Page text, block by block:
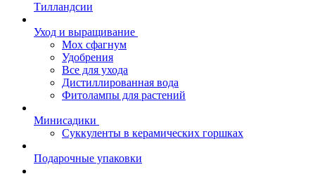
Тилландсии
Уход и выращивание
Мох сфагнум
Удобрения
Все для ухода
Дистиллированная вода
Фитолампы для растений
Минисадики
Суккуленты в керамических горшках
Подарочные упаковки